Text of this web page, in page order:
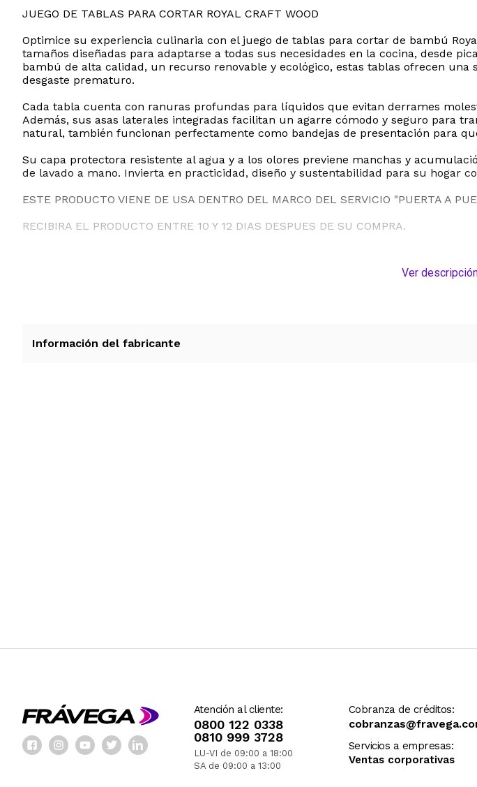
JUEGO DE TABLAS PARA CORTAR ROYAL CRAFT WOOD
Optimice su experiencia culinaria con el juego de tablas para cortar de bambú
tamaños diseñadas para adaptarse a todas sus necesidades en la cocina, desde
bambú de alta calidad, un recurso renovable y ecológico, estas tablas ofrecen
desgaste prematuro.
Cada tabla cuenta con ranuras profundas para líquidos que evitan derrames
Además, sus asas laterales integradas facilitan un agarre cómodo y seguro para
natural, también funcionan perfectamente como bandejas de presentación para
Su capa protectora resistente al agua y a los olores previene manchas y
de lavado a mano. Invierta en practicidad, diseño y sustentabilidad para su hogar
ESTE PRODUCTO VIENE DE USA DENTRO DEL MARCO DEL SERVICIO "PUERTA A
RECIBIRA EL PRODUCTO ENTRE 10 Y 12 DIAS DESPUES DE SU COMPRA.
Ver
Información del fabricante
Atención al cliente:
0800 122 0338
0810 999 3728
LU-VI de 09:00 a 18:00
SA de 09:00 a 13:00
Cobranza de créditos:
Servicios a empresas:
Ventas corporativas